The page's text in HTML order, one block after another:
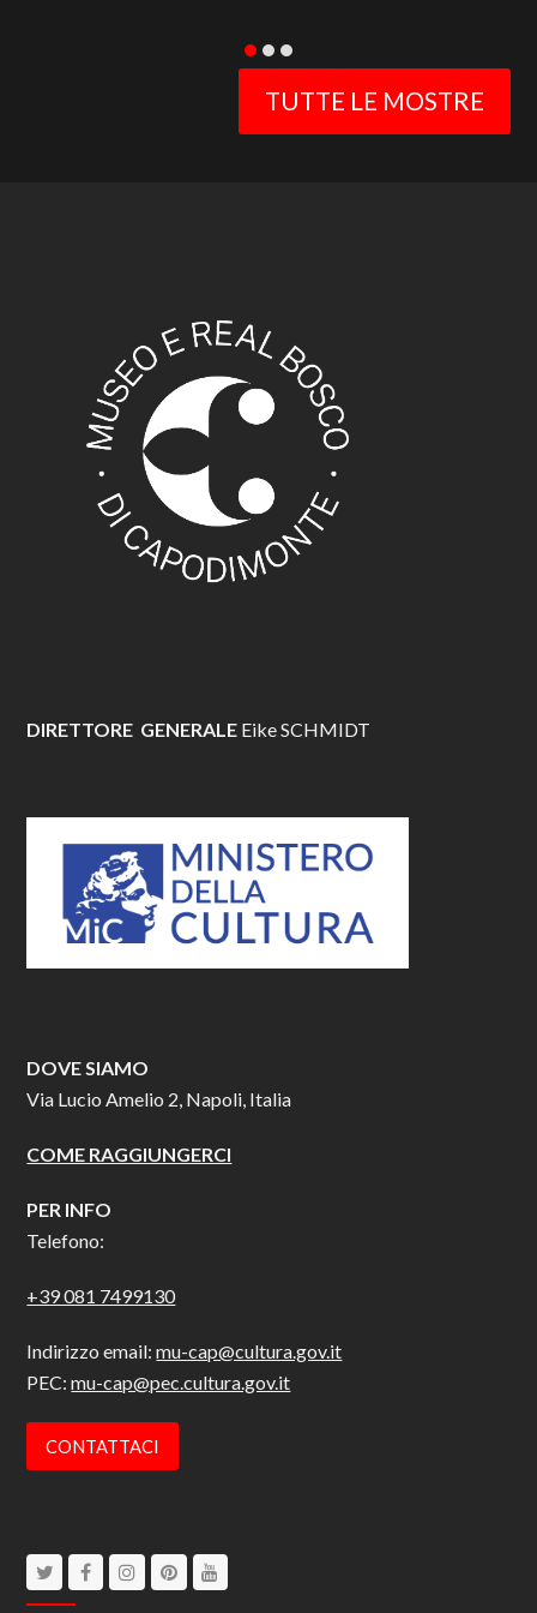
TUTTE LE MOSTRE
DIRETTORE GENERALE Eike SCHMIDT
DOVE SIAMO
Via Lucio Amelio 2, Napoli, Italia
COME RAGGIUNGERCI
PER INFO
Telefono:
+39 081 7499130
Indirizzo email:mu-cap@cultura.gov.it
PEC:mu-cap@pec.cultura.gov.it
CONTATTACI
TwitterFacebookInstagram
Pinterest